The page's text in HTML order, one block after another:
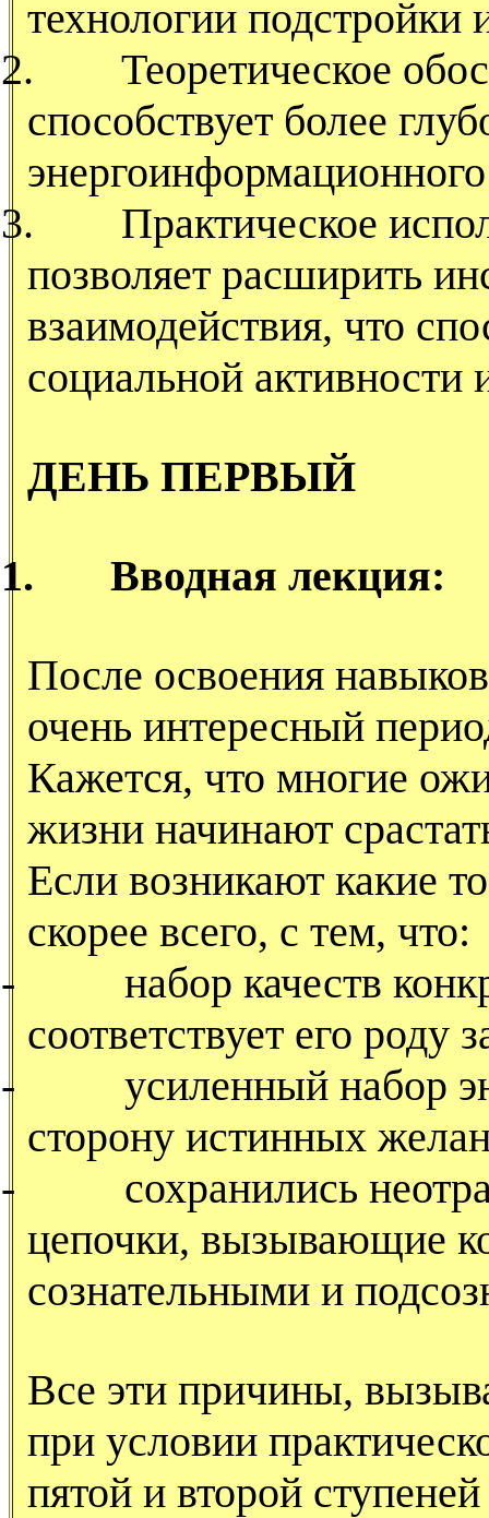
технологии подстройки
2.
Теоретическое
способствует более
3.
Практическое
позволяет расширить
взаимодействия, что
социальной активности
ДЕНЬ ПЕРВЫЙ
1. Вводная лекция:
После освоения
очень интересный
Кажется, что многие
жизни начинают
Если возникают какие
скорее всего, с тем, что:
-
набор качеств
соответствует его роду
-
усиленный набор
сторону истинных
-
сохранились
цепочки, вызывающие
сознательными и
Все эти причины,
при условии
пятой и второй